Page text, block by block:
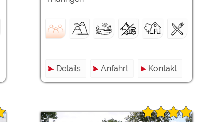
Details Anfahrt Kontakt
https://policies.google.com/privacy